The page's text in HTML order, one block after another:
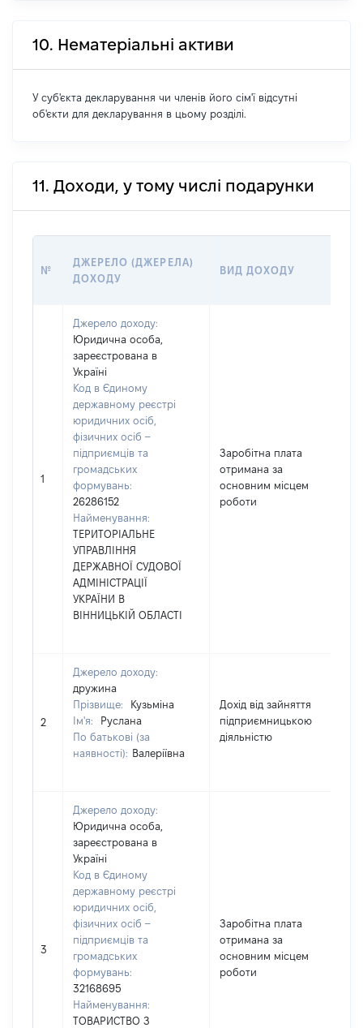
10. Нематеріальні активи
У суб'єкта декларування чи членів його сім'ї відсутні
об'єкти для декларування в цьому розділі.
11. Доходи, у тому числі подарунки
№
ДЖЕРЕЛО (ДЖЕРЕЛА)
ДОХОДУ
ВИД ДОХОДУ
1
Джерело доходу:
Юридична особа,
зареєстрована в
Україні
Код в Єдиному
державному реєстрі
юридичних осіб,
фізичних осіб –
підприємців та
громадських
формувань:
26286152
Найменування:
ТЕРИТОРІАЛЬНЕ
УПРАВЛІННЯ
ДЕРЖАВНОЇ СУДОВОЇ
АДМІНІСТРАЦІЇ
УКРАЇНИ В
ВІННИЦЬКІЙ ОБЛАСТІ
Заробітна плата
отримана за
основним місцем
роботи
2
Джерело доходу:
дружина
Прізвище:
Кузьміна
Ім'я:
Руслана
По батькові (за
наявності): Валеріївна
Дохід від зайняття
підприємницькою
діяльністю
3
Джерело доходу:
Юридична особа,
зареєстрована в
Україні
Код в Єдиному
державному реєстрі
юридичних осіб,
фізичних осіб –
підприємців та
громадських
формувань:
32168695
Найменування:
ТОВАРИСТВО З
Заробітна плата
отримана за
основним місцем
роботи